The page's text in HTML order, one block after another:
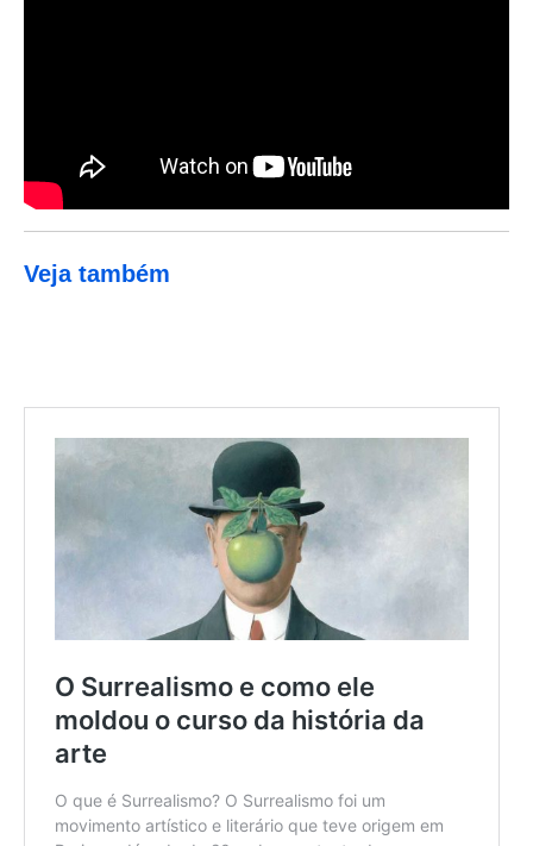
Veja também